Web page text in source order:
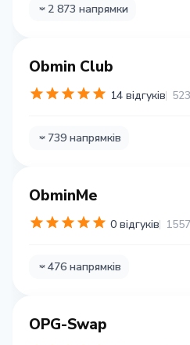
2 873 напрямки
Obmin Club
14 відгуків
739 напрямків
ObminMe
0 відгуків
476 напрямків
OPG-Swap